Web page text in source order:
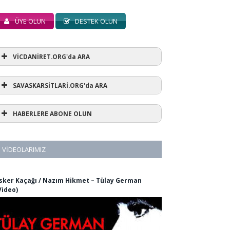
ÜYE OLUN DESTEK OLUN
VİCDANİRET.ORG'da ARA
SAVASKARSİTLARİ.ORG'da ARA
HABERLERE ABONE OLUN
VIDEOLARIMIZ
Kaçağı / Nazım Hikmet – Tülay German